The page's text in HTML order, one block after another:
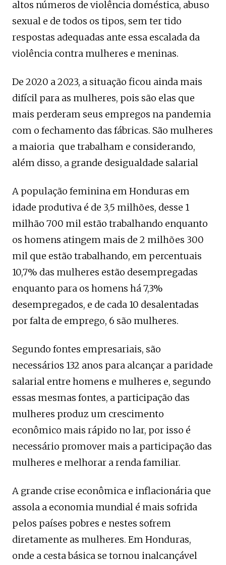
altos números de violência doméstica, abuso
sexual e de todos os tipos, sem ter tido
respostas adequadas ante essa escalada da
violência contra mulheres e meninas.
De 2020 a 2023, a situação ficou ainda mais
difícil para as mulheres, pois são elas que
mais perderam seus empregos na pandemia
com o fechamento das fábricas. São mulheres
a maioria que trabalham e considerando,
além disso, a grande desigualdade salarial
A população feminina em Honduras em
idade produtiva é de 3,5 milhões, desse 1
milhão 700 mil estão trabalhando enquanto
os homens atingem mais de 2 milhões 300
mil que estão trabalhando, em percentuais
10,7% das mulheres estão desempregadas
enquanto para os homens há 7,3%
desempregados, e de cada 10 desalentadas
por falta de emprego, 6 são mulheres.
Segundo fontes empresariais, são
necessários 132 anos para alcançar a paridade
salarial entre homens e mulheres e, segundo
essas mesmas fontes, a participação das
mulheres produz um crescimento
econômico mais rápido no lar, por isso é
necessário promover mais a participação das
mulheres e melhorar a renda familiar.
A grande crise econômica e inflacionária que
assola a economia mundial é mais sofrida
pelos países pobres e nestes sofrem
diretamente as mulheres. Em Honduras,
onde a cesta básica se tornou inalcançável